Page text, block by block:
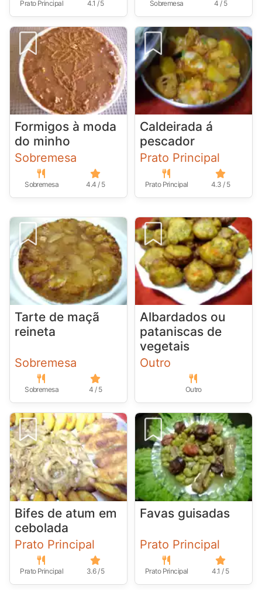
Prato Principal 4.1 / 5 Sobremesa 4 / 5
Formigos à moda
do minho
Sobremesa
Sobremesa 4.4 / 5
Caldeirada á
pescador
Prato Principal
Prato Principal 4.3 / 5
Tarte de maçã
reineta
Sobremesa
Sobremesa 4 / 5
Albardados ou
pataniscas de
vegetais
Outro
Outro
Bifes de atum em
cebolada
Prato Principal
Prato Principal 3.6 / 5
Favas guisadas
Prato Principal
Prato Principal 4.1 / 5